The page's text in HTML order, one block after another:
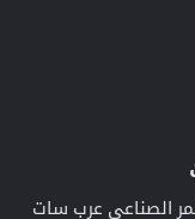
الصناعي عرب سات